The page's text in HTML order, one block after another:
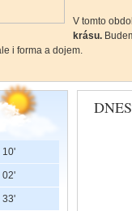
V tomto
krásu.
i forma a dojem.
10'
02'
33'